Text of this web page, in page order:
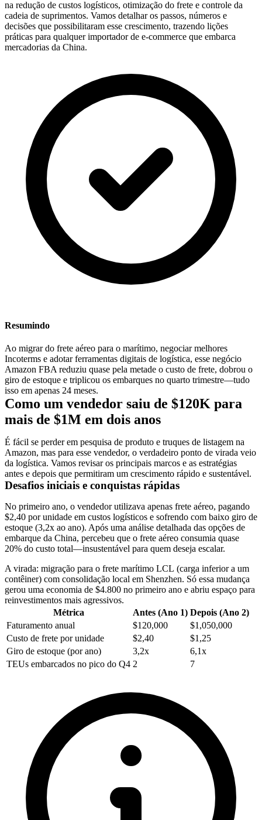
na redução de custos logísticos, otimização do frete e controle da
cadeia de suprimentos. Vamos detalhar os passos, números e
decisões que possibilitaram esse crescimento, trazendo lições
práticas para qualquer importador de e-commerce que embarca
mercadorias da China.
Resumindo
Ao migrar do frete aéreo para o marítimo, negociar melhores
Incoterms e adotar ferramentas digitais de logística, esse negócio
Amazon FBA reduziu quase pela metade o custo de frete, dobrou o
giro de estoque e triplicou os embarques no quarto trimestre—tudo
isso em apenas 24 meses.
Como um vendedor saiu de $120K para
mais de $1M em dois anos
É fácil se perder em pesquisa de produto e truques de listagem na
Amazon, mas para esse vendedor, o verdadeiro ponto de virada veio
da logística. Vamos revisar os principais marcos e as estratégias
antes e depois que permitiram um crescimento rápido e sustentável.
Desafios iniciais e conquistas rápidas
No primeiro ano, o vendedor utilizava apenas frete aéreo, pagando
$2,40 por unidade em custos logísticos e sofrendo com baixo giro de
estoque (3,2x ao ano). Após uma análise detalhada das opções de
embarque da China, percebeu que o frete aéreo consumia quase
20% do custo total—insustentável para quem deseja escalar.
A virada: migração para o frete marítimo LCL (carga inferior a um
contêiner) com consolidação local em Shenzhen. Só essa mudança
gerou uma economia de $4.800 no primeiro ano e abriu espaço para
reinvestimentos mais agressivos.
Métrica
Antes (Ano 1) Depois (Ano 2)
Faturamento anual
$120,000
$1,050,000
Custo de frete por unidade
$2,40
$1,25
Giro de estoque (por ano)
3,2x
6,1x
TEUs embarcados no pico do Q4 2 7